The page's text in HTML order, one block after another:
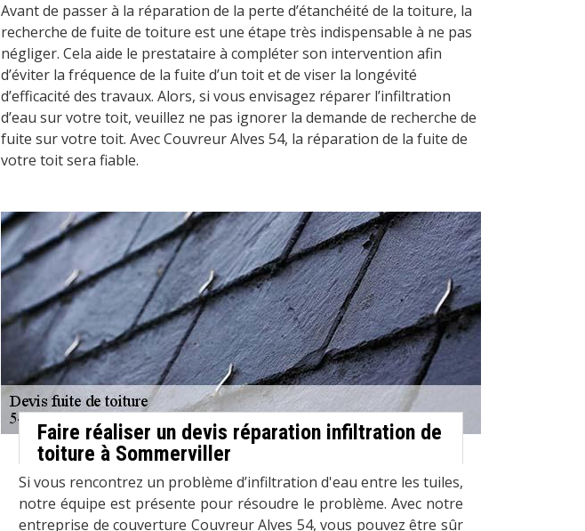
Avant de passer à la réparation de la perte d’étanchéité de la toiture, la
recherche de fuite de toiture est une étape très indispensable à ne pas
négliger. Cela aide le prestataire à compléter son intervention afin
d’éviter la fréquence de la fuite d’un toit et de viser la longévité
d’efficacité des travaux. Alors, si vous envisagez réparer l’infiltration
d’eau sur votre toit, veuillez ne pas ignorer la demande de recherche de
fuite sur votre toit. Avec Couvreur Alves 54, la réparation de la fuite de
votre toit sera fiable.
Faire réaliser un devis réparation infiltration de
toiture à Sommerviller
Si vous rencontrez un problème d’infiltration d'eau entre les tuiles,
notre équipe est présente pour résoudre le problème. Avec notre
entreprise de couverture Couvreur Alves 54, vous pouvez être sûr